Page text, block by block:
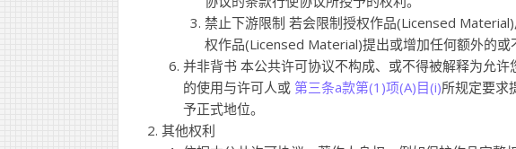
禁止下游限制 若会限制授权作品(Licensed
权作品(Licensed Material)提出或增加任何额外的或
并非背书 本公共许可协议不构成、或不得被解释为允
的使用与许可人或 第三条a款第(1)项(A)目(i)所规定要求
予正式地位。
其他权利